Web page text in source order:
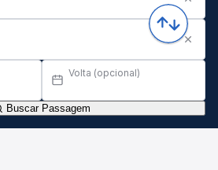
Volta (opcional)
Buscar Passagem